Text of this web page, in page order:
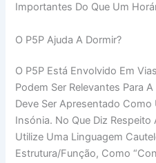
Importantes Do Que Um
O P5P Ajuda A Dormir?
O P5P Está Envolvido Em
Podem Ser Relevantes Para
Deve Ser Apresentado Como
Insónia. No Que Diz
Utilize Uma Linguagem
Estrutura/função, Como